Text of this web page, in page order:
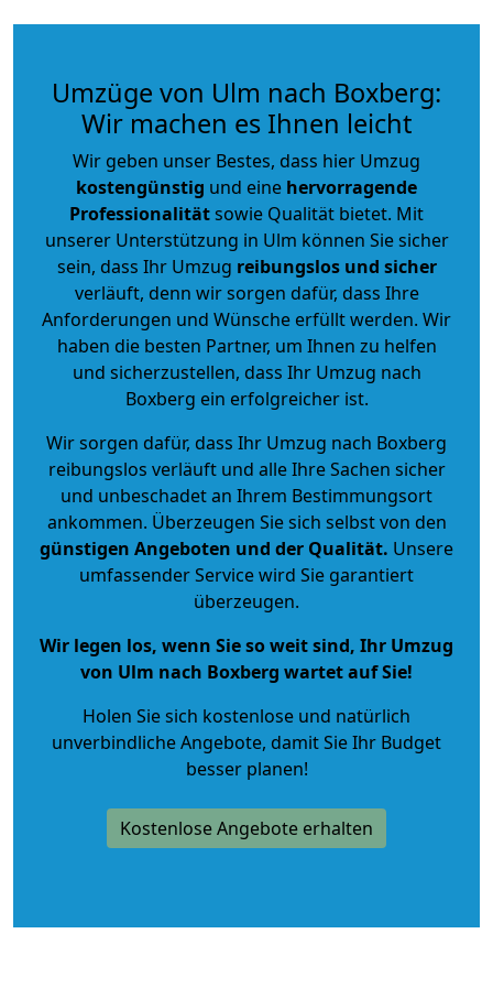
Umzüge von Ulm nach Boxberg:
Wir machen es Ihnen leicht
Wir geben unser Bestes, dass hier Umzug
kostengünstig und eine hervorragende
Professionalitätsowie Qualität bietet. Mit
unserer Unterstützung in Ulm können Sie sicher
sein, dass Ihr Umzug reibungslos und sicher
verläuft, denn wir sorgen dafür, dass Ihre
Anforderungen und Wünsche erfüllt werden. Wir
haben die besten Partner, um Ihnen zu helfen
und sicherzustellen, dass Ihr Umzug nach
Boxberg ein erfolgreicher ist.
Wir sorgen dafür, dass Ihr Umzug nach Boxberg
reibungslos verläuft und alle Ihre Sachen sicher
und unbeschadet an Ihrem Bestimmungsort
ankommen. Überzeugen Sie sich selbst von den
günstigen Angeboten und der Qualität. Unsere
umfassender Service wird Sie garantiert
überzeugen.
Wir legen los, wenn Sie so weit sind, Ihr Umzug
von Ulm nach Boxberg wartet auf Sie!
Holen Sie sich kostenlose und natürlich
unverbindliche Angebote, damit Sie Ihr Budget
besser planen!
Kostenlose Angebote erhalten